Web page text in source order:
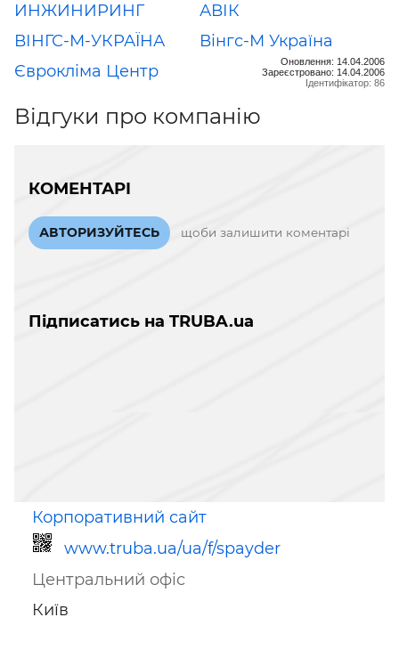
ИНЖИНИРИНГ
АВІК
ВІНГС-М-УКРАЇНА
Вінгс-М Україна
Єврокліма Центр
Оновлення: 14.04.2006
Зареєстровано: 14.04.2006
Ідентифікатор: 86
Відгуки про компанію
КОМЕНТАРІ
АВТОРИЗУЙТЕСЬ щоби залишити коментарі
Підписатись на TRUBA.ua
Корпоративний сайт
www.truba.ua/ua/f/spayder
Центральний офіс
Київ